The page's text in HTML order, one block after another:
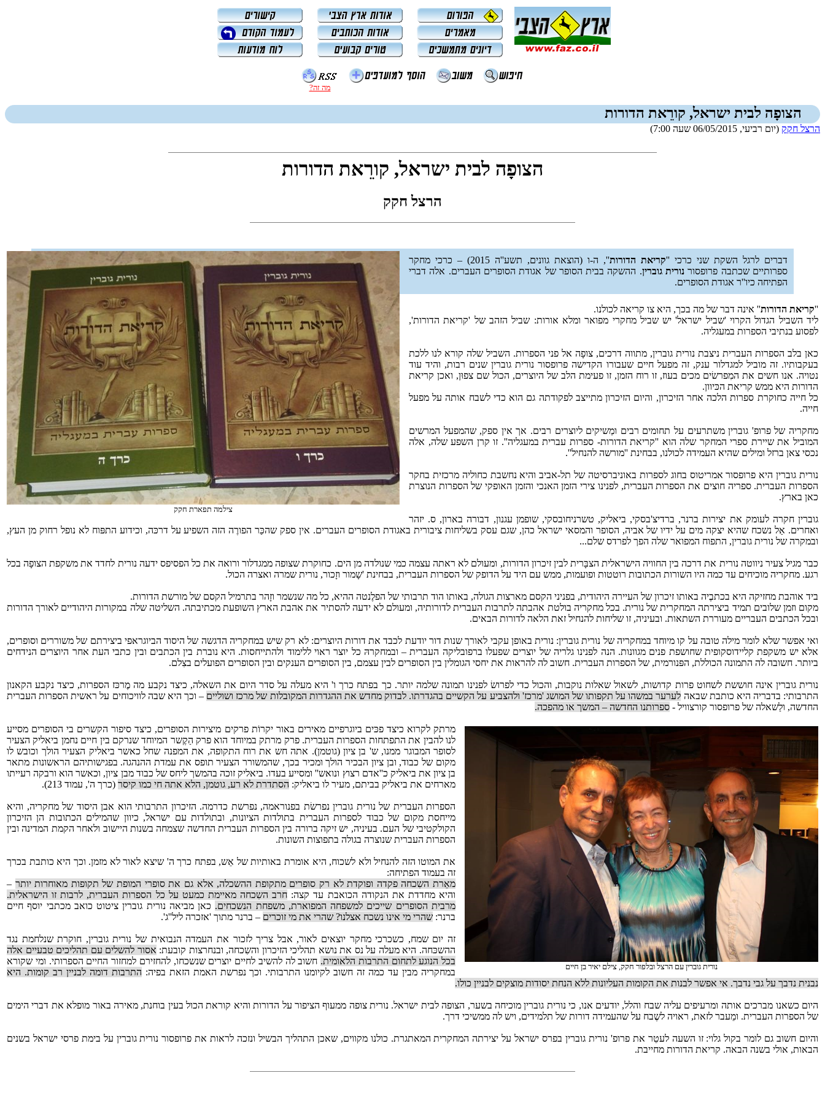
מה זה?
הצופָה לבית ישראל, קורֵאת הדורות
הרצל חקק (יום רביעי, 06/05/2015 שעה 7:00)
הצופָה לבית ישראל, קורֵאת הדורות
הרצל חקק
צילמה תפארת חקק
דברים לרגל השקת שני כרכי ''קריאת הדורות
'', ה-ו (הוצאת גוונים, תשע''ה 2015) – כרכי מחקר
ספרותיים שכתבה פרופסור נורית גוברין. ההשקה בבית הסופר של אגודת הסופרים העברים. אלה דברי
הפתיחה כיו''ר אגודת הסופרים.
''קריאת הדורות'' אינה דבר של מה בכך, היא צו קריאה לכולנו.
ליד השביל הגדול הקרוי 'שביל ישראל' יש שביל מחקרי מפואר ומלא אורות: שביל הזהב של 'קריאת הדורות',
לפסוע בנתיבי הספרות במעגליה.
כאן בלב הספרות העברית ניצבת נורית גוברין, מתווה דרכים, צופָה אל פני הספרות. השביל שלה קורא לנו ללכת
בעקבותיו. זה מוביל למגדלור ענק, זה מפעל חיים שעבורו הקדישה פרופסור נורית גוברין שנים רבות, והיד עוד
נטויה. אנו חשים את המִפרשׂים מכים בעוז, זו רוח הזמן, זו פעימת הלב של היוצרים, הכול שם צפוּן, ואכן קריאת
הדורות היא ממש קריאת הכּיוון.
כל חייה כחוקרת ספרות הלכה אחר הזיכרון, והיום הזיכרון מתייצב לפקודתה גם הוא כדי לשבח אותה על מפעל
חייה.
מחקריה של פרופ' גוברין משתרעים על תחומים רבים ומַשיקים ליוצרים רבים. אך אין ספק, שהמפעל המרשים
המוביל את שיירת ספרי המחקר שלה הוא ''קריאת הדורות- ספרות עברית במעגליה''. זו קרן השפע שלה, אלה
נכסי צאן ברזל ומילים שהיא העמידה לכולנו, בבחינת ''מורשה להנחיל''.
נורית גוברין היא פרופסור אמריטוס בחוג לספרות באוניברסיטה של תל-אביב והיא נחשבת כחוליה מרכזית בחקר
הספרות העברית. ספריה חוצים את הספרות העברית, לפנינו צירי הזמן האנכי והזמן האופקי של הספרות הנוצרת
כאן בארץ.
גוברין חקרה לעומק את יצירות ברנר, ברדיצ'בסקי, ביאליק, טשרניחובסקי, שופמן עגנון, דבורה בארון, ס. יזהר
ואחרים. אַל נשכח שהיא יצקה מים על ידיו של אביה, הסופר והמסאי ישראל כהן, שגם עסק בשליחות ציבורית באגודת הסופרים העברים. אין ספק שהכַּר הפורֶה הזה השפיע על דרכּה, וכידוע התפּוח לא נופל רחוק מן העץ,
ובמקרה של נורית גוברין, התפוח המפואר שלה הפך לפרדס שלם...
כבר מגיל צעיר ניווטה נורית את דרכה בין החוויה הישראלית הצבָּרית לבין זיכרון הדורות, ומעולם לא ראתה עצמה כמי שנולדה מן הים. כחוקרת שצופה ממגדלור ורואה את כל הפסיפס ידעה נורית לחדד את משקפת הצופָה בכל
רגע. מחקריה מוכיחים עד כמה היו השורות הכתובות רוטטות ופועמות, ממש עם היד על הדופק של הספרות העברית, בבחינת 'שָמור וזָכור, נורית שמרה ואצרה הכול.
ביד אוהבת מחזיקה היא בכתבֶיה באותו זיכרון של העיירה היהודית, בפניני הקסם מארצות הגולה, באותו הוד תרבותי של הפלֶנטה ההיא, כל מה שנשמר וזָהר בתרמיל הקסם של מורשת הדורות.
מקום וזמן שלובים תמיד ביצירתה המחקרית של נורית. בכל מחקריה בולטת אהבתה לתרבות העברית לדורותיה, ומעולם לא ידעה להסתיר את אהבת הארץ השופעת מכתיבתה. השליטה שלה במקורות היהודיים לאורך הדורות
ובכל הכתבים העבריים מעוררת השתאות. ובעיניה, זו שליחות להנחיל זאת הלאה לדורות הבאים.
ואי אפשר שלא לומר מילה טובה על קו מיוחד במחקריה של נורית גוברין: נורית באופן עקבי לאורך שנות דור יודעת לכבד את דורות היוצרים: לא רק שיש במחקריה הדגשה של היסוד הביוגראפי ביצירתם של משוררים וסופרים,
אלא יש משקפת קליידוסקופית שחושפת פנים מגוונות. הנה לפנינו גלריה של יוצרים שפעלו ברפובליקה העברית – ובמחקרהּ כל יוצר ראוי ללימוד ולהתייחסות. היא נוברת בין הכתבים ובין כתבי העת אחר היוצרים הנידחים
ביותר. חשובה לה התמונה הכוללת, הפּנורמית, של הספרות העברית. חשוב לה להראות את יחסי הגומלין בין הסופרים לבין עצמם, בין הסופרים הענקים ובין הסופרים הפועלים בצִלם.
נורית גוברין אינה חוששת לשחוט פרות קדושות, לשאול שאלות נוקבות, והכול כדי לפרושׂ לפנינו תמונה שלמה יותר. כך בפתח כרך ו' היא מעלה על סדר היום את השאלה, כיצד נקבע מה מֶרכּז הספרות, כיצד נקבע הקאנון
התרבותי: בדבריה היא כותבת שבאה לערער במשהו על תקפותו של המושג 'מרכז' ולהצביע על הקשיים בהגדרתו. לבדוק מחדש את ההגדרות המקובלות של מרכז ושוליים – וכך היא שבה לוויכוחים על ראשית הספרות העברית
החדשה, ולַשאלה של פרופסור קורצוויל - ספרותנו החדשה – המשך או מהפכה.
נורית גוברין עם הרצל ובלפור חקק, צילם יאיר בן חיים
מרתק לקרוא כיצד פכּים ביוגרפיים מאירים באור יקרוֹת פרקים מיצירות הסופרים, כיצד סיפור הקשרים בי הסופרים מסייע
לנו להבין את התפתחות הספרות העברית. פרק מרתק במיוחד הוא פרק הַקֶשר המיוחד שנרקם בין חיים נחמן ביאליק הצעיר
לסופר המבוגר ממנו, ש' בן ציון (גוטמן). אתה חש את רוח התקופה, את המפנה שחל כאשר ביאליק הצעיר הולך וכובש לו
מקום של כבוד, ובן ציון הבכיר הולך ומכיר בכך, שהמשורר הצעיר תופס את עמדת ההנהגה. בפגישותיהם הראשונות מתאר
בן ציון את ביאליק כ''אדם רצוץ ונואש'' ומסייע בעדו. ביאליק זוכה בהמשך ליחס של כבוד מבן ציון, וכאשר הוא ורבקה רעייתו
מארחים את ביאליק בביתם, מעיר לו ביאליק: הסתדרת לא רע, גוטמן, הלא אתה חי כמו קיסר (כרך ה', עמוד 213).
הספרות העברית של נורית גוברין נפרשׂת בפנוראמה, נפרשת כדרמה. הזיכרון התרבותי הוא אבן היסוד של מחקריה, והיא
מייחסת מקום של כבוד לספרות העברית בתולדות הציונות, ובתולדות עם ישראל, כיוון שהמילים הכתובות הן הזיכרון
הקולקטיבי של העם. בעיניה, יש זיקה ברורה בין הספרות העברית החדשה שצמחה בשנות היישוב ולאחר הקמת המדינה ובין
הספרות העברית שנוצרה בגולה בתפוצות השונות.
את המוטו הזה להנחיל ולא לשכוח, היא אומרת באותיות של אֵש, בפתח כרך ה' שיצא לאור לא מזמן. וכך היא כותבת בכרך
זה בעמוד הפתיחה:
מאֵרת השִכחה פקדה ופוקדת לא רק סופרים מתקופת ההשכלה, אלא גם את סופרי המופת של תקופות מאוחרות יותר –
והיא מחדדת את הנקודה הכואבת עד קצה: חרב השִכחה מאיימת כמעט על כל הספרות העברית, לרבות זו הישראלית.
מרבית הסופרים שייכים למשפחה המפוארת, משפחת הנשכחים. כאן מביאה נורית גוברין ציטוט כואב מכתבי יוסף חיים
ברנר: שהרי מי אינו נשכח אצלנו? שהרי את מי זוכרים – ברנר מתוך 'אזכרה ליל''ג'.
זה יום שמח, כשכרכי מחקר יוצאים לאור, אבל צריך לזכור את העמדה הנבואית של נורית גוברין, חוקרת שנלחמת נגד
ההשכּחה. היא מעלה על נס את נושא תהליכי הזיכרון והשִכחה, ובנחרצות קובעת: אסור להשלים עם תהליכים טבעיים אלה
בכל הנוגע לתחום התרבות הלאומית. חשוב לה להשיב לחיים יוצרים שנשכחו, להחזירם למחזור החיים הספרותי. ומי שקורא
במחקריה מבין עד כמה זה חשוב לקיומנו התרבותי. וכך נפרשת האמת הזאת בפיה: התרבות דומה לבניין רב קומות. היא
נבנית נדבך על גבי נדבך. אי אפשר לבנות את הקומות העליונות ללא הנחת יסודות מוצקים לבניין כולו.
היום כשאנו מברכים אותה ומרעיפים עליה שבח והלל, יודעים אנו, כי נורית גוברין מוכיחה בשער, הצופה לבית ישראל. נורית צופה ממעוף הציפור על הדורות והיא קוראת הכול בעין בוחנת, מאירה באור מופלא את דברי הימים
של הספרות העברית. ומֵעבר לזאת, ראויה לשֶבח על שהעמידה דורות של תלמידים, ויש לה ממשיכי דרך.
והיום חשוב גם לומר בקול גלוי: זו השעה לעטֵר את פרופ' נורית גוברין בפרס ישראל על יצירתה המחקרית המאתגרת. כולנו מקווים, שאכן התהליך הבשיל ונזכה לראות את פרופסור נורית גוברין על בימת פרסי ישראל בשנים
הבאות, אולי בשנה הבאה. קריאת הדורות מחייבת.